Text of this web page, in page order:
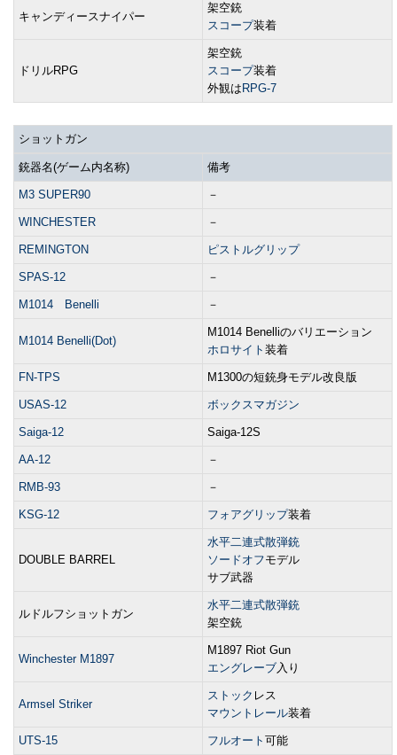
キャンディースナイパー
架空銃
スコープ装着
ドリルRPG
架空銃
スコープ装着
外観は RPG-7
ショットガン
銃器名(ゲーム内名称) 備考
M3 SUPER90 －
WINCHESTER －
REMINGTON ピストルグリップ
SPAS-12 －
M1014 Benelli －
M1014 Benelli(Dot)
M1014 Benelliのバリエーション
ホロサイト 装着
FN-TPS M1300の短銃身モデル改良版
USAS-12 ボックスマガジン
Saiga-12 Saiga-12S
AA-12 －
RMB-93 －
KSG-12 フォアグリップ装着
DOUBLE BARREL
水平二連式散弾銃
ソードオフモデル
サブ武器
ルドルフショットガン
水平二連式散弾銃
架空銃
Winchester M1897
M1897 Riot Gun
エングレーブ入り
Armsel Striker
ストック レス
マウントレール装着
UTS-15 フルオート 可能